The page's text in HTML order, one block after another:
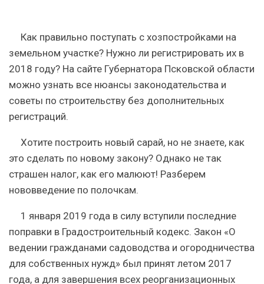
Как правильно поступать с хозпостройками на
земельном участке? Нужно ли регистрировать их в
2018 году? На сайте Губернатора Псковской области
можно узнать все нюансы законодательства и
советы по строительству без дополнительных
регистраций.
Хотите построить новый сарай, но не знаете, как
это сделать по новому закону? Однако не так
страшен налог, как его малюют! Разберем
нововведение по полочкам.
1 января 2019 года в силу вступили последние
поправки в Градостроительный кодекс. Закон «О
ведении гражданами садоводства и огородничества
для собственных нужд» был принят летом 2017
года, а для завершения всех реорганизационных